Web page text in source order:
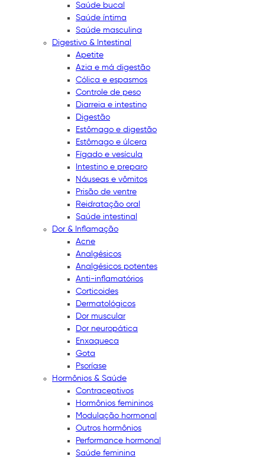
Saúde bucal
Saúde íntima
Saúde masculina
Digestivo & Intestinal
Apetite
Azia e má digestão
Cólica e espasmos
Controle de peso
Diarreia e intestino
Digestão
Estômago e digestão
Estômago e úlcera
Fígado e vesícula
Intestino e preparo
Náuseas e vômitos
Prisão de ventre
Reidratação oral
Saúde intestinal
Dor & Inflamação
Acne
Analgésicos
Analgésicos potentes
Anti-inflamatórios
Corticoides
Dermatológicos
Dor muscular
Dor neuropática
Enxaqueca
Gota
Psoríase
Hormônios & Saúde
Contraceptivos
Hormônios femininos
Modulação hormonal
Outros hormônios
Performance hormonal
Saúde feminina